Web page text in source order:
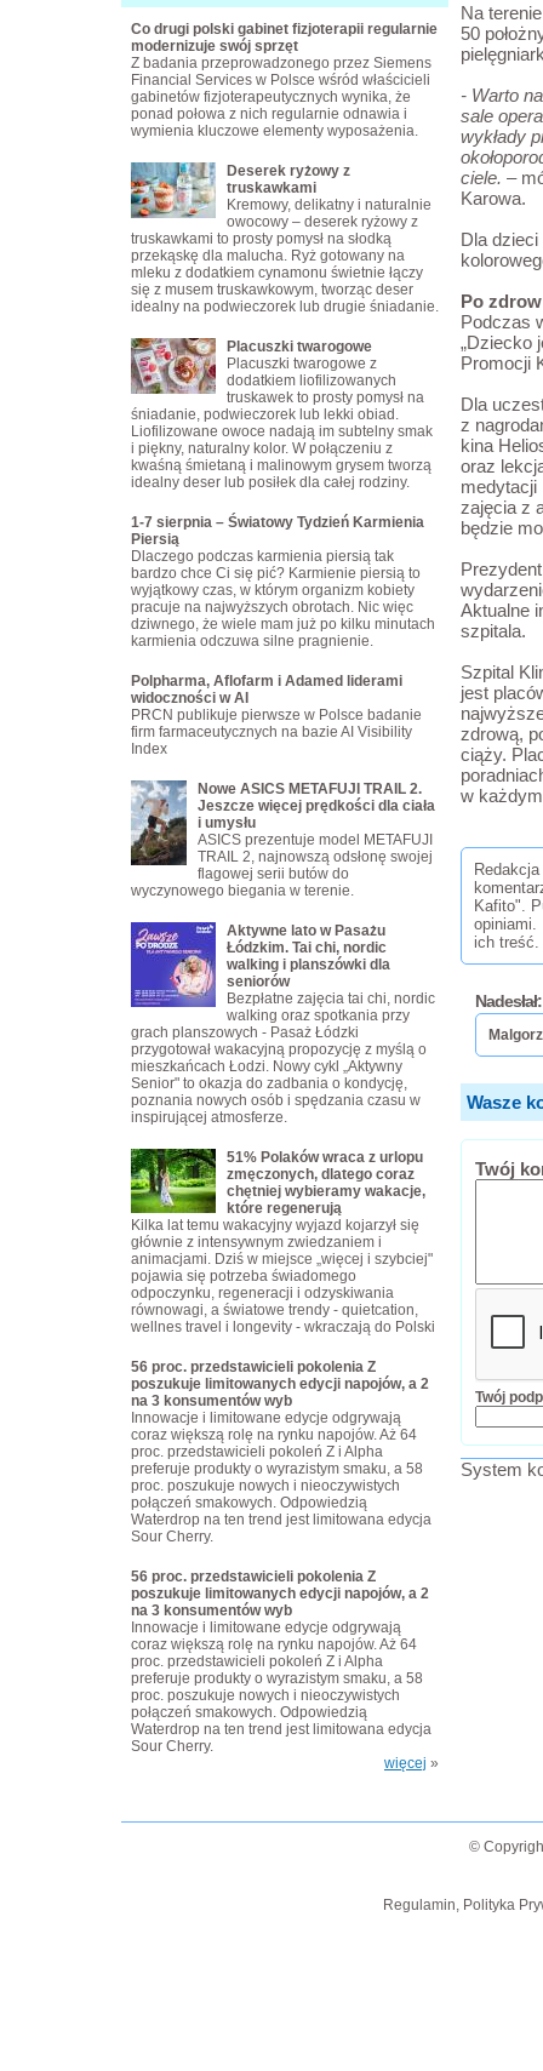
Na
50
- Warto
sale
wykłady
ciele. –
Karowa.
Dla
Po
Podczas
„Dziecko
Promocji
Dla
z
kina
oraz
medytacji
zajęcia z
będzie
Aktualne
szpitala.
Szpital
jest
zdrową,
ciąży.
w
Kafito".
opiniami.
ich treść.
Nadesłał:
Wasze
Twój
Twój
System
Co drugi polski gabinet fizjoterapii regularnie
modernizuje swój sprzęt
Z badania przeprowadzonego przez Siemens
Financial Services w Polsce wśród właścicieli
gabinetów fizjoterapeutycznych wynika, że
ponad połowa z nich regularnie odnawia i
wymienia kluczowe elementy wyposażenia.
Deserek ryżowy z
truskawkami
Kremowy, delikatny i naturalnie
owocowy – deserek ryżowy z
truskawkami to prosty pomysł na słodką
przekąskę dla malucha. Ryż gotowany na
mleku z dodatkiem cynamonu świetnie łączy
się z musem truskawkowym, tworząc deser
idealny na podwieczorek lub drugie śniadanie.
Placuszki twarogowe
Placuszki twarogowe z
dodatkiem liofilizowanych
truskawek to prosty pomysł na
śniadanie, podwieczorek lub lekki obiad.
Liofilizowane owoce nadają im subtelny smak
i piękny, naturalny kolor. W połączeniu z
kwaśną śmietaną i malinowym grysem tworzą
idealny deser lub posiłek dla całej rodziny.
1-7 sierpnia – Światowy Tydzień Karmienia
Piersią
Dlaczego podczas karmienia piersią tak
bardzo chce Ci się pić? Karmienie piersią to
wyjątkowy czas, w którym organizm kobiety
pracuje na najwyższych obrotach. Nic więc
dziwnego, że wiele mam już po kilku minutach
karmienia odczuwa silne pragnienie.
Polpharma, Aflofarm i Adamed liderami
widoczności w AI
PRCN publikuje pierwsze w Polsce badanie
firm farmaceutycznych na bazie AI Visibility
Index
Nowe ASICS METAFUJI TRAIL 2.
Jeszcze więcej prędkości dla ciała
i umysłu
ASICS prezentuje model METAFUJI
TRAIL 2, najnowszą odsłonę swojej
flagowej serii butów do
wyczynowego biegania w terenie.
Aktywne lato w Pasażu
Łódzkim. Tai chi, nordic
walking i planszówki dla
seniorów
Bezpłatne zajęcia tai chi, nordic
walking oraz spotkania przy
grach planszowych - Pasaż Łódzki
przygotował wakacyjną propozycję z myślą o
mieszkańcach Łodzi. Nowy cykl „Aktywny
Senior" to okazja do zadbania o kondycję,
poznania nowych osób i spędzania czasu w
inspirującej atmosferze.
51% Polaków wraca z urlopu
zmęczonych, dlatego coraz
chętniej wybieramy wakacje,
które regenerują
Kilka lat temu wakacyjny wyjazd kojarzył się
głównie z intensywnym zwiedzaniem i
animacjami. Dziś w miejsce „więcej i szybciej"
pojawia się potrzeba świadomego
odpoczynku, regeneracji i odzyskiwania
równowagi, a światowe trendy - quietcation,
wellnes travel i longevity - wkraczają do Polski
56 proc. przedstawicieli pokolenia Z
poszukuje limitowanych edycji napojów, a 2
na 3 konsumentów wyb
Innowacje i limitowane edycje odgrywają
coraz większą rolę na rynku napojów. Aż 64
proc. przedstawicieli pokoleń Z i Alpha
preferuje produkty o wyrazistym smaku, a 58
proc. poszukuje nowych i nieoczywistych
połączeń smakowych. Odpowiedzią
Waterdrop na ten trend jest limitowana edycja
Sour Cherry.
56 proc. przedstawicieli pokolenia Z
poszukuje limitowanych edycji napojów, a 2
na 3 konsumentów wyb
Innowacje i limitowane edycje odgrywają
coraz większą rolę na rynku napojów. Aż 64
proc. przedstawicieli pokoleń Z i Alpha
preferuje produkty o wyrazistym smaku, a 58
proc. poszukuje nowych i nieoczywistych
połączeń smakowych. Odpowiedzią
Waterdrop na ten trend jest limitowana edycja
Sour Cherry.
więcej »
©
Regulamin, Polityka